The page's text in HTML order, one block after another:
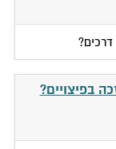
בפיצויים?